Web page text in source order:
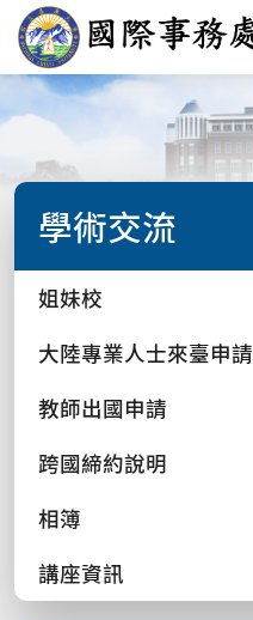
學術交流
姐妹校
大陸專業人士來臺申請
教師出國申請
跨國締約說明
相簿
講座資訊